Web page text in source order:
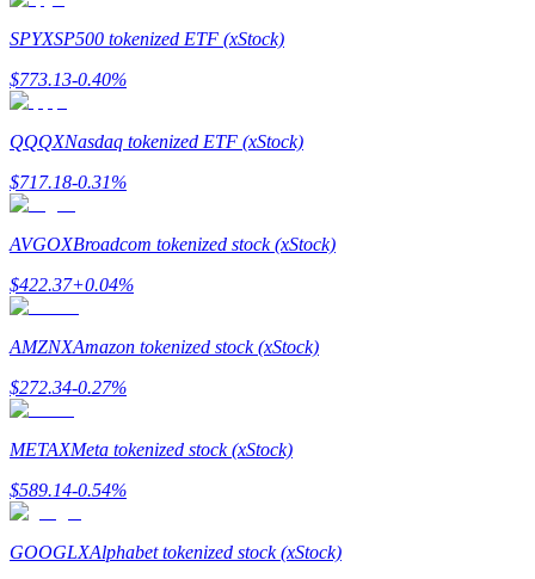
กลยุทธ์การซื้อขาย
SPYXSP500 tokenized ETF (xStock)
$773.13-0.40%
QQQXNasdaq tokenized ETF (xStock)
$717.18-0.31%
AVGOXBroadcom tokenized stock (xStock)
$422.37+0.04%
AMZNXAmazon tokenized stock (xStock)
$272.34-0.27%
METAXMeta tokenized stock (xStock)
$589.14-0.54%
GOOGLXAlphabet tokenized stock (xStock)